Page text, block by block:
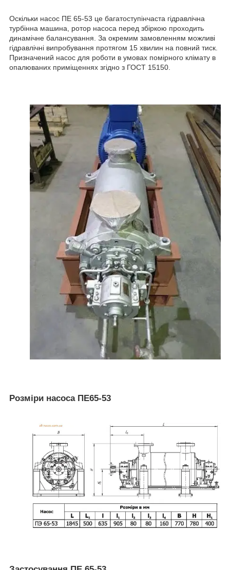
Оскільки насос ПЕ 65-53 це багатоступінчаста гідравлічна
турбінна машина, ротор насоса перед збіркою проходить
динамічне балансування. За окремим замовленням можливі
гідравлічні випробування протягом 15 хвилин на повний тиск.
Призначений насос для роботи в умовах помірного клімату в
опалюваних приміщеннях згідно з ГОСТ 15150.
Розміри насоса ПЕ65-53